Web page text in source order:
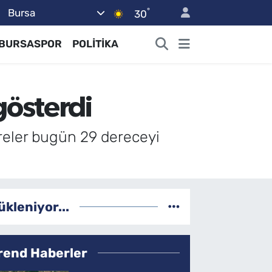
Bursa 30°
POLİTİKA
bugün 29 dereceyi
Haberler